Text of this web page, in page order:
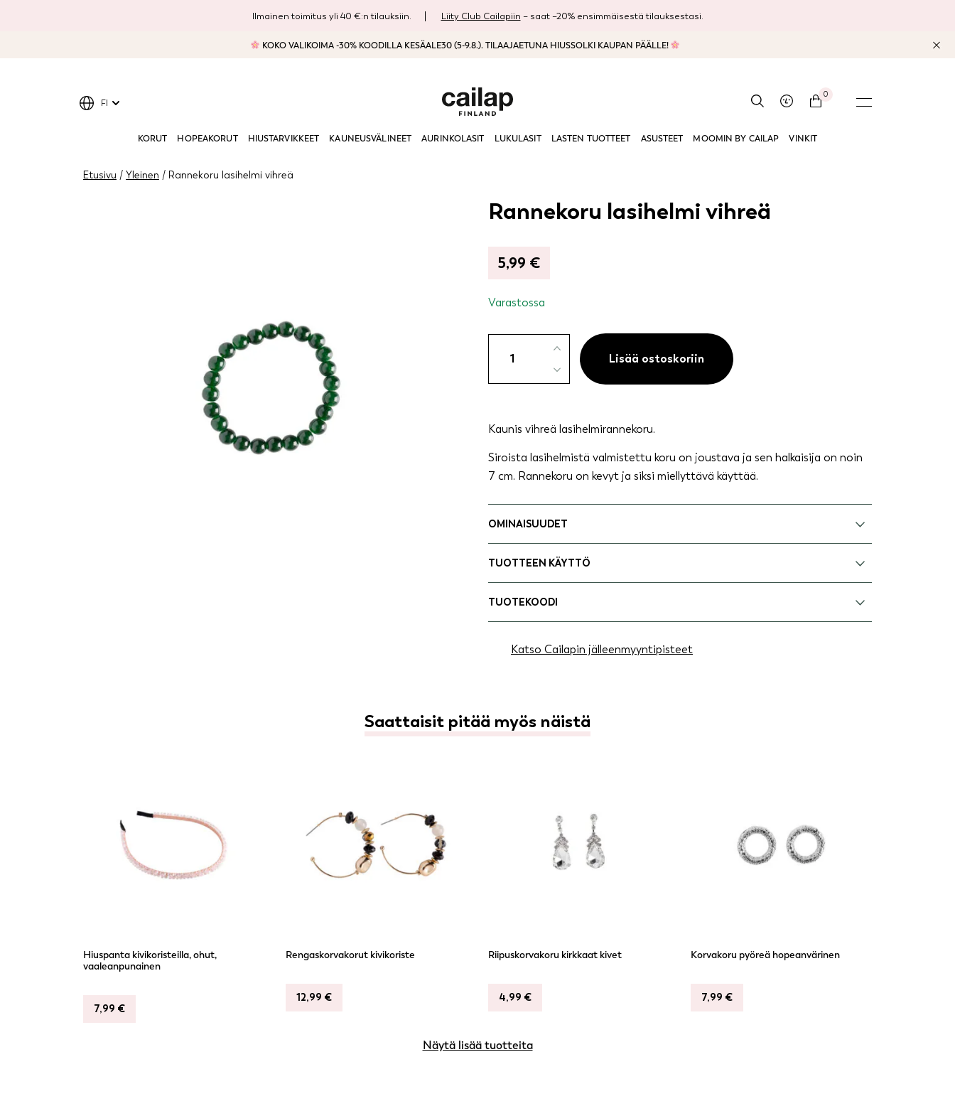
Ilmainen toimitus yli 40 €:n tilauksiin. Liity Club Cailapiin – saat –20% ensimmäisestä tilauksestasi.
KOKO VALIKOIMA -30% KOODILLA KESÄALE30 (5-9.8.). TILAAJAETUNA HIUSSOLKI KAUPAN PÄÄLLE!
0
KORUT HOPEAKORUT HIUSTARVIKKEET KAUNEUSVÄLINEET AURINKOLASIT LUKULASIT LASTEN TUOTTEET ASUSTEET MOOMIN BY CAILAP VINKIT
FI
Etusivu / Yleinen / Rannekoru lasihelmi vihreä
Rannekoru lasihelmi vihreä
5,99 €
Varastossa
lasihelmi
Lisää ostoskoriin
Kaunis vihreä lasihelmirannekoru.
Siroista lasihelmistä valmistettu koru on joustava ja sen halkaisija on noin
7 cm. Rannekoru on kevyt ja siksi miellyttävä käyttää.
OMINAISUUDET
TUOTTEEN KÄYTTÖ
TUOTEKOODI
Katso Cailapin jälleenmyyntipisteet
Saattaisit pitää myös näistä
Hiuspanta kivikoristeilla, ohut,
vaaleanpunainen
7,99 €
Rengaskorvakorut kivikoriste
12,99 €
Riipuskorvakoru kirkkaat kivet
4,99 €
Korvakoru pyöreä hopeanvärinen
7,99 €
Näytä lisää tuotteita